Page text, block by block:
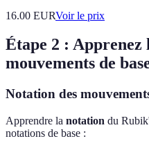
16.00 EURVoir le prix
Étape 2 : Apprenez
mouvements de
Notation des
Apprendre la notation du
notations de base :